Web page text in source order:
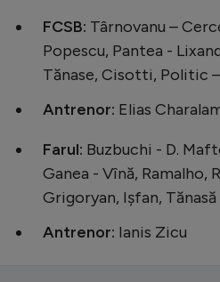
FCSB: Târnovanu –
Popescu, Pantea -
Tănase, Cisotti, Politic
Antrenor: Elias
Farul: Buzbuchi - D.
Ganea - Vînă, Ramalho,
Grigoryan, Ișfan, Tănasă
Antrenor: Ianis Zicu